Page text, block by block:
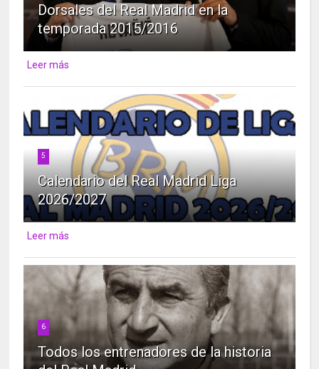
Dorsales del Real Madrid en la
temporada 2015/2016
Leer más
5
Calendario del Real Madrid Liga
2026/2027
Leer más
6
Todos los entrenadores de la historia